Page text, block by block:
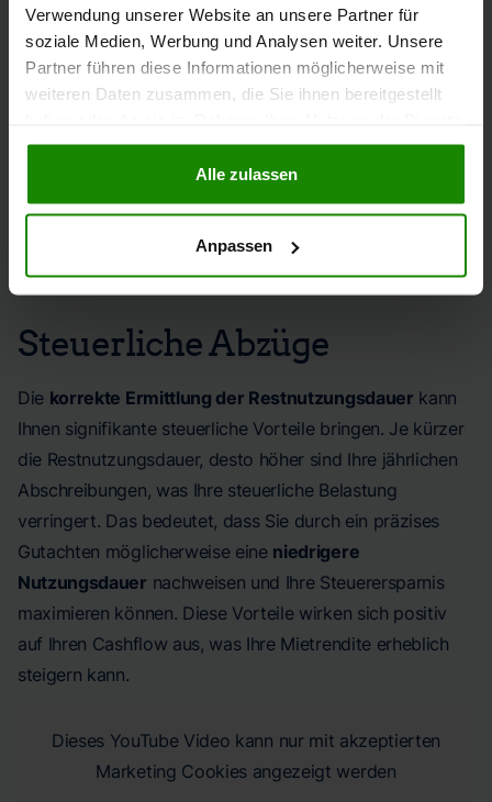
Verwendung unserer Website an unsere Partner für
soziale Medien, Werbung und Analysen weiter. Unsere
Partner führen diese Informationen möglicherweise mit
weiteren Daten zusammen, die Sie ihnen bereitgestellt
gesammelt haben.
Alle zulassen
Anpassen
Rechtliche und
steuerliche
Auswirkungen der
Restnutzungsdauer
Steuerliche Abzüge
Die korrekte Ermittlung der Restnutzungsdauer kann
Ihnen signifikante steuerliche Vorteile bringen. Je kürzer
die Restnutzungsdauer, desto höher sind Ihre jährlichen
Abschreibungen, was Ihre steuerliche Belastung
verringert. Das bedeutet, dass Sie durch ein präzises
Gutachten möglicherweise eine niedrigere
Nutzungsdauer nachweisen und Ihre Steuerersparnis
maximieren können. Diese Vorteile wirken sich positiv
auf Ihren Cashflow aus, was Ihre Mietrendite erheblich
steigern kann.
Dieses YouTube Video kann nur mit akzeptierten
Marketing Cookies angezeigt werden